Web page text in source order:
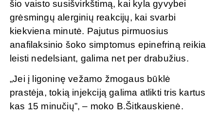
šio vaisto susišvirkštimą, kai kyla gyvybei
grėsmingų alerginių reakcijų, kai svarbi
kiekviena minutė. Pajutus pirmuosius
anafilaksinio šoko simptomus epinefriną reikia
leisti nedelsiant, galima net per drabužius.
„Jei į ligoninę vežamo žmogaus būklė
prastėja, tokią injekciją galima atlikti tris kartus
kas 15 minučių”, – moko B.Šitkauskienė.